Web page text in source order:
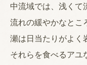
中流域では、浅くて
流れの緩やかなとこ
瀬は日当たりがよく
それらを食べるアユ